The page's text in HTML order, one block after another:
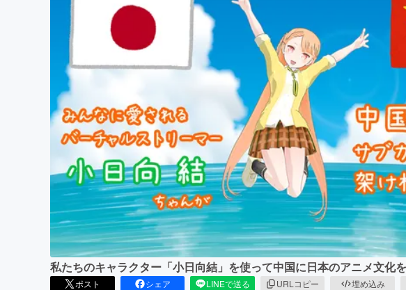
映像・映画 書籍・雑誌出版
チャレンジ
まちづくり・地域活性化
私たちのキャラクター「小日向結」を使って中国に日本のアニメ文化
ポスト シェア LINEで送る URLコピー 埋め込み